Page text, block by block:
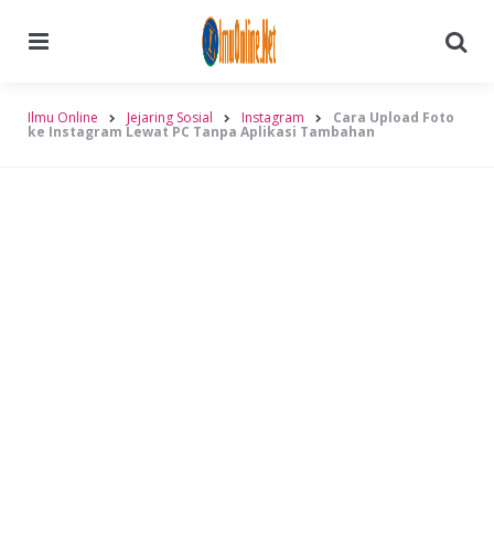
Ilmu Online Jejaring Sosial Instagram Cara Upload Foto
ke Instagram Lewat PC Tanpa Aplikasi Tambahan